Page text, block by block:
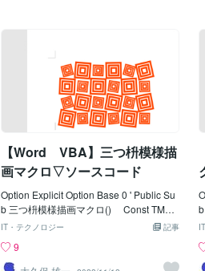
p As Integer, intDyp As Integer Dim lng
Col(1) As Long Dim sngBBas() As Sin
gle, sngBDat() As Single Dim varBezi
As Variant Dim sngABas() As Single, s
ngADat() As Single Dim varArcL As Va
riant ' '*外形輪郭ベジェ曲線データ
varBezi = Array(70.3,
【Word VBA】三つ枡模様描
画マクロ▽ソースコード
Option Explicit Option Base 0 ' Public Su
b 三つ枡模様描画マクロ() Const TMAS
LEFT = 100 '描画開始位置Ｘ
Ｙ ' Const TMASLEN1 = 8
'枡のサイズ１ Const TM
記事
IT・テクノロジー
9
b
'